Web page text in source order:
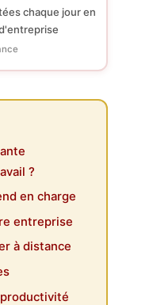
chaque jour en
?
en charge
entreprise
à distance